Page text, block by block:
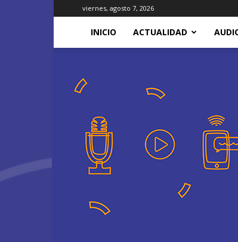
viernes, agosto 7, 2026
INICIO ACTUALIDAD